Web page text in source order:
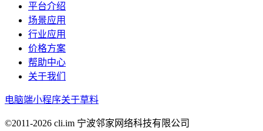
平台介绍
场景应用
行业应用
价格方案
帮助中心
关于我们
电脑端小程序关于草料
©2011-2026 cli.im 宁波邻家网络科技有限公司